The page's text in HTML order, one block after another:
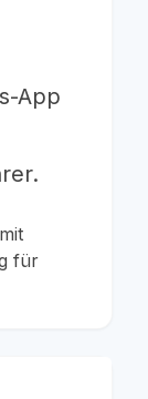
App
für